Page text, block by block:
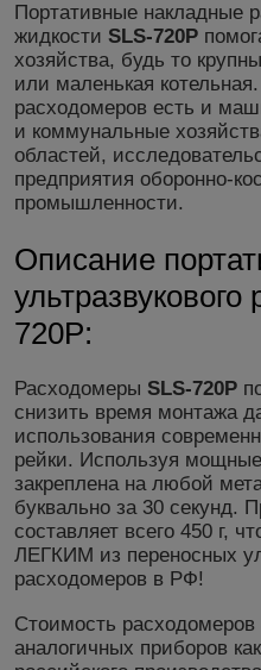
Портативные накладные
жидкости SLS-720P
хозяйства, будь то
или маленькая
расходомеров есть и
и коммунальные
областей,
предприятия оборонно-
промышленности.
Описание
720P:
Расходомеры SLS-720P
снизить время монтажа
использования
рейки. Используя
закреплена на любой
буквально за 30 секунд.
составляет всего 450 г,
ЛЕГКИМ из переносных
расходомеров в РФ!
Стоимость расходомеров
аналогичных приборов